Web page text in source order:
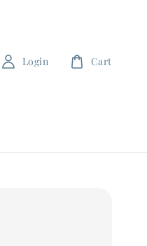
Login Cart